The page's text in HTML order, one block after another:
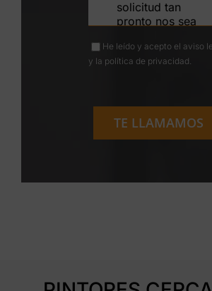
He leído y acepto el aviso
y la política de privacidad.
TE LLAMAMOS